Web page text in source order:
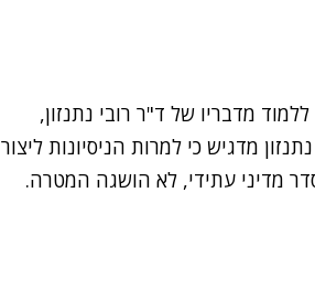
מדבריו של ד"ר רובי נתנזון,
מדגיש כי למרות הניסיונות ליצור
מדיני עתידי, לא הושגה המטרה.